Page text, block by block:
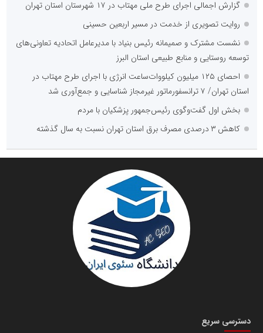
پایگاه تخصصی تحلیلی سرمایه نگر
پایگاه اطلاع رسانی معدن پیشرو
وزارت ارتباطات و فناوری اطلاعات
گروه پیشرانان پیشرفت ایران
بزرگترین پروژه های صنعتی کشور
پایگاه آموزشی احمد باقری
مدرس و مشاور حوزه ارتباطات، روابط عمومی و رسانه
مهدی آشتیانی فرد
گزارش اجمالی اجرای طرح ملی مهتاب در ۱۷ شهرستان استان تهران
روایت تصویری از خدمت در مسیر اربعین حسینی
نشست مشترک و صمیمانه رئیس بنیاد با مدیرعامل اتحادیه تعاونی‌های
توسعه روستایی و منابع طبیعی استان البرز
احصای ۱۲۵ میلیون کیلووات‌ساعت انرژی با اجرای طرح مهتاب در
استان تهران/ ۷ ترانسفورماتور غیرمجاز شناسایی و جمع‌آوری شد
بخش اول گفت‌وگوی رئیس‌جمهور پزشکیان با مردم
کاهش ۳ درصدی مصرف برق استان تهران نسبت به سال گذشته
دسترسی سریع